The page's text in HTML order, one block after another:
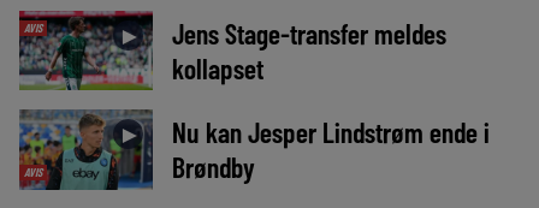
AVIS ►
Jens Stage-transfer meldes
kollapset
AVIS
►
Nu kan Jesper Lindstrøm ende i
Brøndby